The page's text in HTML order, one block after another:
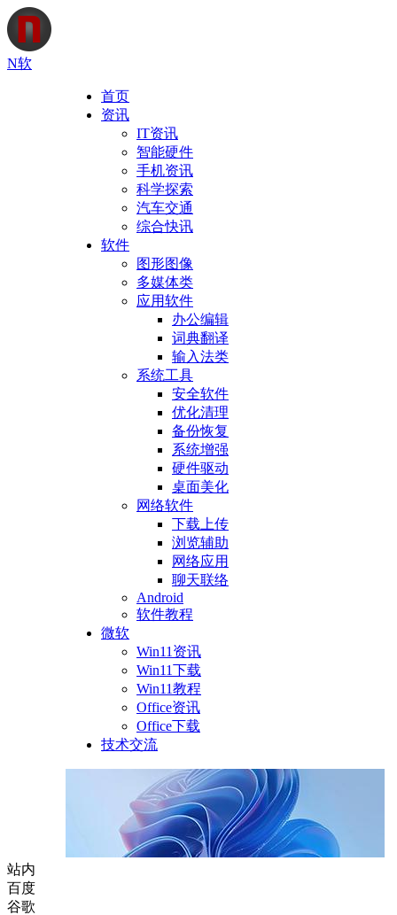
N软
首页
资讯
IT资讯
智能硬件
手机资讯
科学探索
汽车交通
综合快讯
软件
图形图像
多媒体类
应用软件
办公编辑
词典翻译
输入法类
系统工具
安全软件
优化清理
备份恢复
系统增强
硬件驱动
桌面美化
网络软件
下载上传
浏览辅助
网络应用
聊天联络
Android
软件教程
微软
Win11资讯
Win11下载
Win11教程
Office资讯
Office下载
技术交流
站内
百度
谷歌